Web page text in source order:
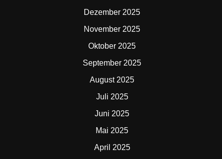
Dezember 2025
November 2025
Oktober 2025
September 2025
August 2025
Juli 2025
Juni 2025
Mai 2025
April 2025